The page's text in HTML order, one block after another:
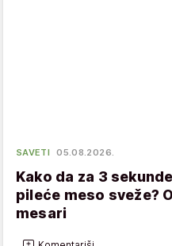
SAVETI 05.08.2026.
Kako da za 3
pileće meso sveže?
mesari